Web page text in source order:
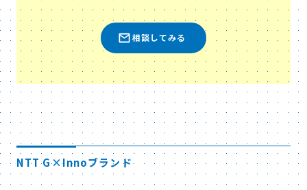
相談してみる
NTT G×Innoブランド